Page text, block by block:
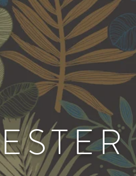
ESTER